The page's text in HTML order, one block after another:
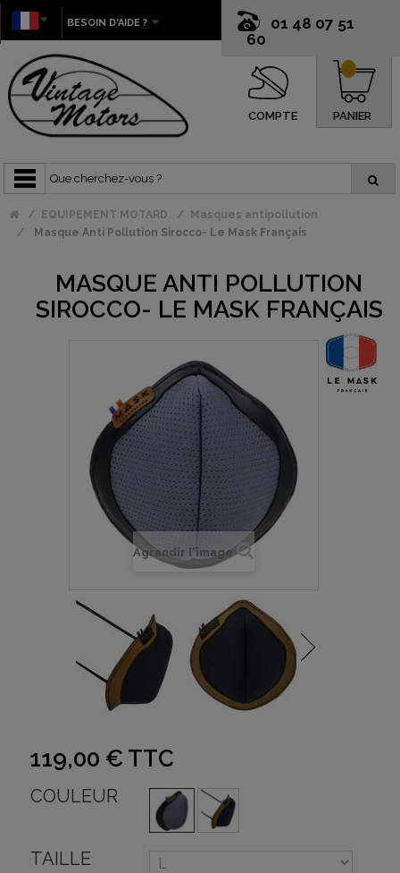
01 48 07 51
60
BESOIN D'AIDE ?
COMPTE PANIER
0
EQUIPEMENT MOTARD
Masques antipollution
Masque Anti Pollution Sirocco- Le Mask Français
MASQUE ANTI POLLUTION
SIROCCO- LE MASK FRANÇAIS
Agrandir l'image
119,00 € TTC
COULEUR
TAILLE